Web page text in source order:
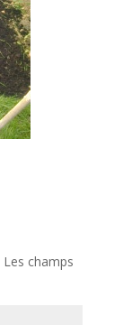
Les champs